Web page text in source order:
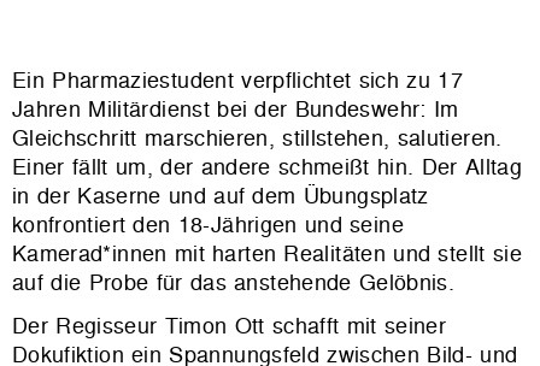
Ein Pharmaziestudent verpflichtet sich zu 17
Jahren Militärdienst bei der Bundeswehr: Im
Gleichschritt marschieren, stillstehen, salutieren.
Einer fällt um, der andere schmeißt hin. Der Alltag
in der Kaserne und auf dem Übungsplatz
konfrontiert den 18-Jährigen und seine
Kamerad*innen mit harten Realitäten und stellt sie
auf die Probe für das anstehende Gelöbnis.
Der Regisseur Timon Ott schafft mit seiner
Dokufiktion ein Spannungsfeld zwischen Bild- und